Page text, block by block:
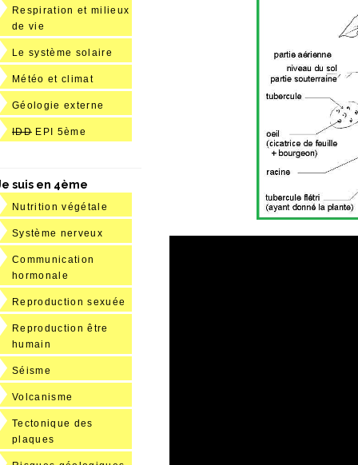
Respiration et milieux
de vie
Le système solaire
Météo et climat
Géologie externe
IDD EPI 5ème
suis en 4ème
Nutrition végétale
Système nerveux
Communication
hormonale
Reproduction sexuée
Reproduction être
humain
Séisme
Volcanisme
Tectonique des
plaques